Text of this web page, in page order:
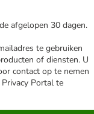
afgelopen 30 dagen.
te gebruiken
of diensten. U
contact op te nemen
Portal te